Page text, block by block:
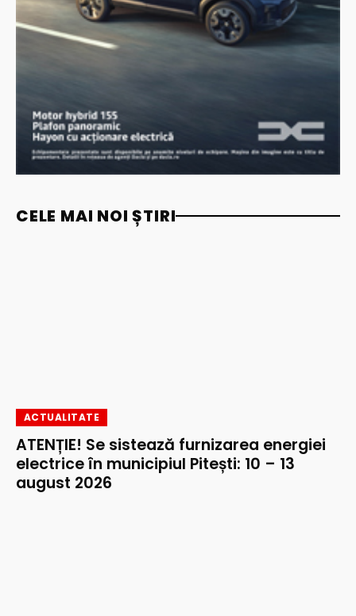
CELE MAI NOI ȘTIRI
ACTUALITATE
ATENȚIE! Se sistează furnizarea energiei
electrice în municipiul Pitești: 10 – 13
august 2026